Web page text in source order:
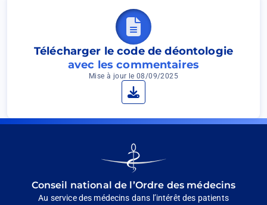
Télécharger le code de déontologie
avec les commentaires
Mise à jour le 08/09/2025
Télécharger
Go
to
homepage
Conseil national de l’Ordre des médecins
Au service des médecins dans l’intérêt des patients